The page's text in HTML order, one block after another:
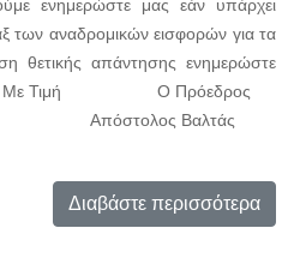
ενημερώστε μας εάν υπάρχει
των αναδρομικών εισφορών για τα
θετικής απάντησης ενημερώστε
Με Τιμή Ο Πρόεδρος
Απόστολος Βαλτάς
Διαβάστε περισσότερα